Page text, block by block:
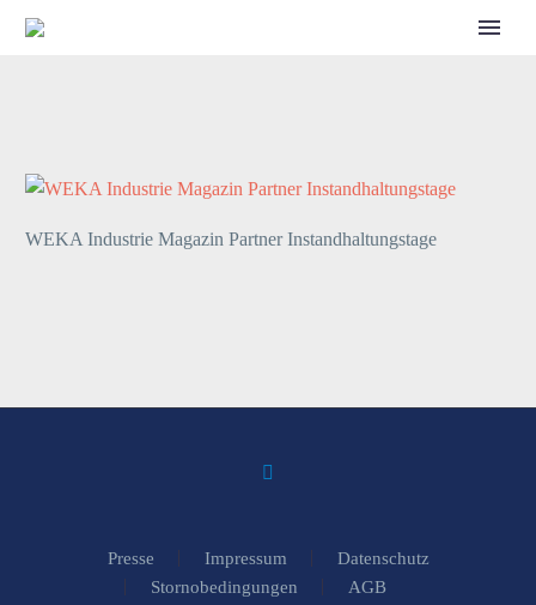
WEKA Industrie Magazin Partner Instandhaltungstage
Presse Impressum
Datenschutz
Stornobedingungen
AGB